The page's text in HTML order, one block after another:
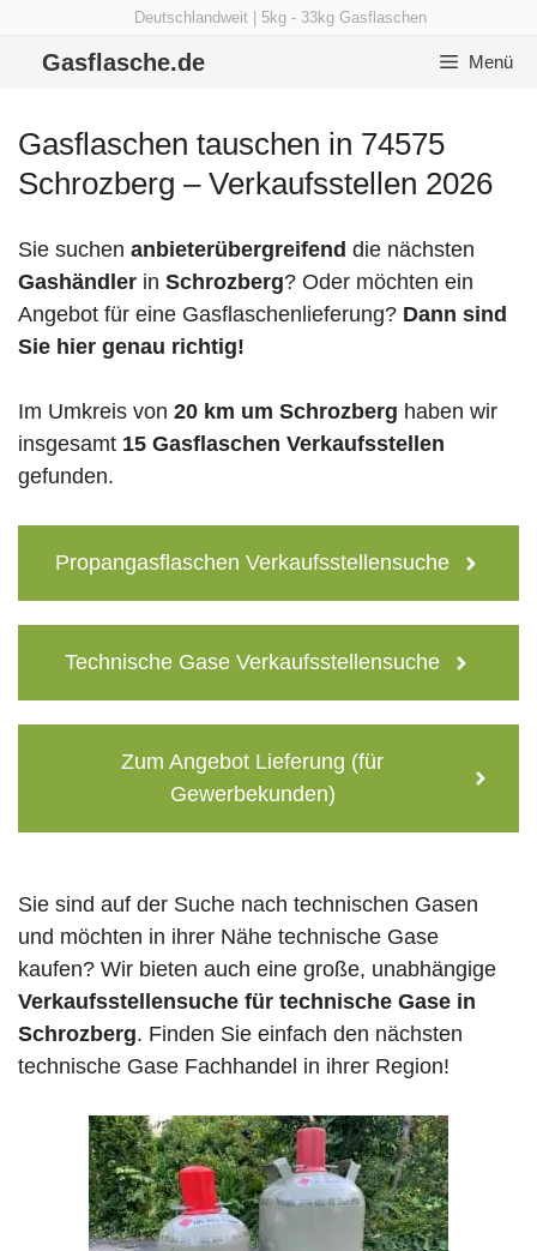
Deutschlandweit | 5kg - 33kg Gasflaschen
Gasflasche.de Menü
Gasflaschen tauschen in 74575
Schrozberg – Verkaufsstellen 2026
Sie suchen anbieterübergreifend die nächsten
Gashändler in Schrozberg? Oder möchten ein
Angebot für eine Gasflaschenlieferung? Dann sind
Sie hier genau richtig!
Im Umkreis von 20 km um Schrozberg haben wir
insgesamt 15 Gasflaschen Verkaufsstellen
gefunden.
Propangasflaschen Verkaufsstellensuche
Technische Gase Verkaufsstellensuche
Zum Angebot Lieferung (für
Gewerbekunden)
Sie sind auf der Suche nach technischen Gasen
und möchten in ihrer Nähe technische Gase
kaufen? Wir bieten auch eine große, unabhängige
Verkaufsstellensuche für technische Gase in
Schrozberg. Finden Sie einfach den nächsten
technische Gase Fachhandel in ihrer Region!